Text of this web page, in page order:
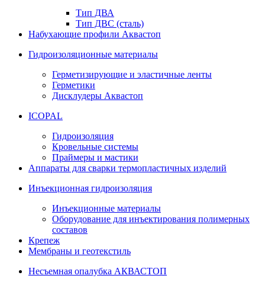
Тип ДВА
Тип ДВС (сталь)
Набухающие профили Аквастоп
Гидроизоляционные материалы
Герметизирующие и эластичные ленты
Герметики
Дисклудеры Аквастоп
ICOPAL
Гидроизоляция
Кровельные системы
Праймеры и мастики
Аппараты для сварки термопластичных изделий
Инъекционная гидроизоляция
Инъекционные материалы
Оборудование для инъектирования полимерных
составов
Крепеж
Мембраны и геотекстиль
Несъемная опалубка АКВАСТОП